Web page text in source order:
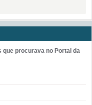
procurava no Portal da